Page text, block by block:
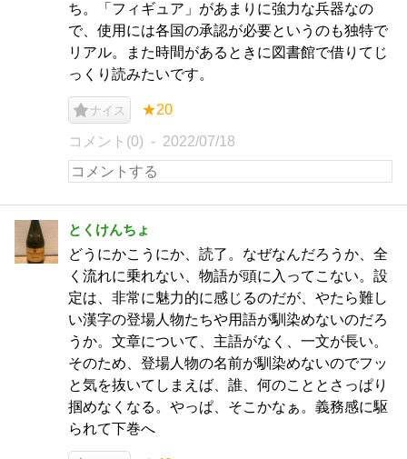
ち。「フィギュア」があまりに強力な兵器なの
で、使用には各国の承認が必要というのも独特で
リアル。また時間があるときに図書館で借りてじ
っくり読みたいです。
ナイス ★20
コメント(0) 2022/07/18
とくけんちょ
どうにかこうにか、読了。なぜなんだろうか、全
く流れに乗れない、物語が頭に入ってこない。設
定は、非常に魅力的に感じるのだが、やたら難し
い漢字の登場人物たちや用語が馴染めないのだろ
うか。文章について、主語がなく、一文が長い。
そのため、登場人物の名前が馴染めないのでフッ
と気を抜いてしまえば、誰、何のこととさっぱり
掴めなくなる。やっぱ、そこかなぁ。義務感に駆
られて下巻へ